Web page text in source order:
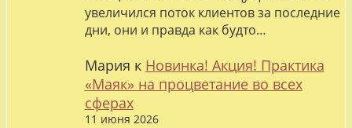
увеличился поток клиентов за последние
дни, они и правда как будто…
Мария к Новинка! Акция! Практика
«Маяк» на процветание во всех
сферах
11 июня 2026